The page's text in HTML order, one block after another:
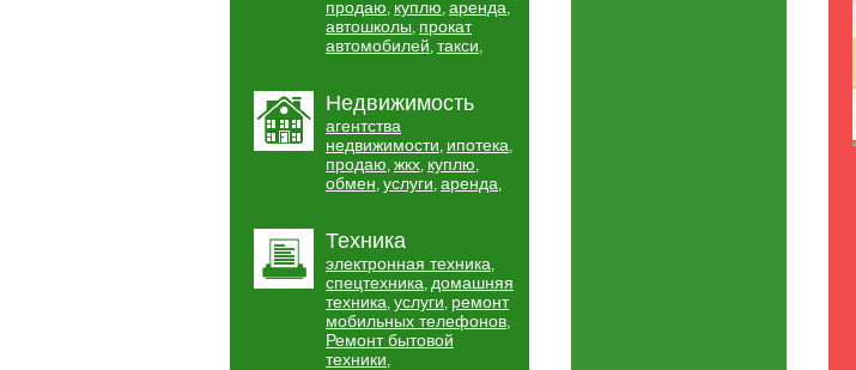
продаю, куплю, аренда,
автошколы, прокат
автомобилей, такси,
Недвижимость
агентства
недвижимости, ипотека,
продаю, жкх, куплю,
обмен, услуги, аренда,
Техника
электронная техника,
спецтехника, домашняя
техника, услуги, ремонт
мобильных телефонов,
Ремонт бытовой
техники,